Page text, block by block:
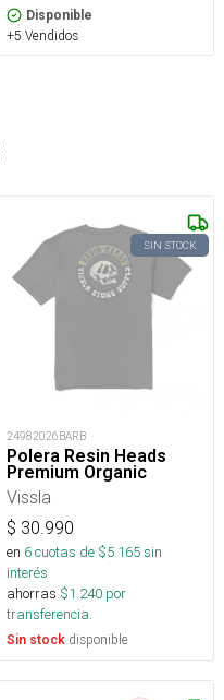
Disponible
+5 Vendidos
SIN STOCK
24982026BARB
Polera Resin Heads
Premium Organic
Vissla
$ 30.990
en 6cuotas de $5.165sin
interés
ahorras $1.240 por
transferencia.
Sin stock disponible